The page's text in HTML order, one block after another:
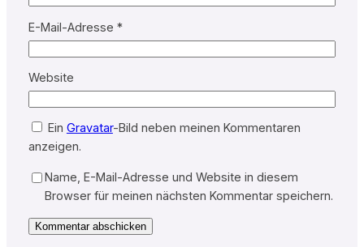
E-Mail-Adresse *
Website
Ein Gravatar-Bild neben meinen Kommentaren
anzeigen.
Name, E-Mail-Adresse und Website in diesem
Browser für meinen nächsten Kommentar speichern.